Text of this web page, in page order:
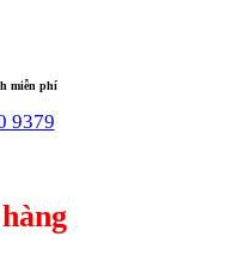
miễn phí
9379